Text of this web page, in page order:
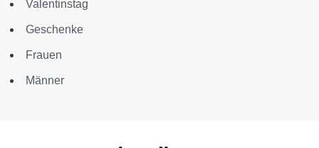
Valentinstag
Geschenke
Frauen
Männer